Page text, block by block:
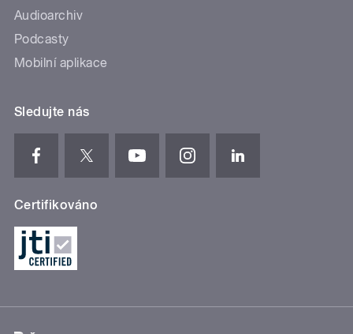
Audioarchiv
Podcasty
Mobilní aplikace
Sledujte nás
Certifikováno